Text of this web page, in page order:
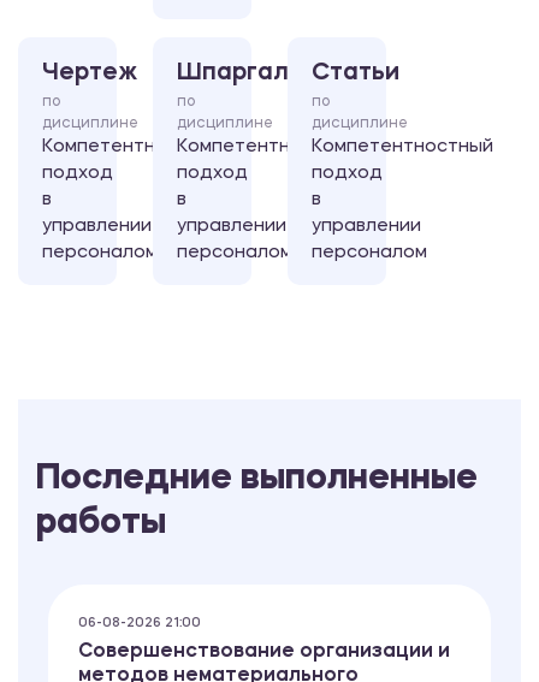
Чертеж
по
дисциплине
Компетентностный
подход
в
управлении
персоналом
Шпаргалка
по
дисциплине
Компетентностный
подход
в
управлении
персоналом
Статьи
по
дисциплине
Компетентностный
подход
в
управлении
персоналом
Последние выполненные
работы
06-08-2026 21:00
Совершенствование организации и
методов нематериального